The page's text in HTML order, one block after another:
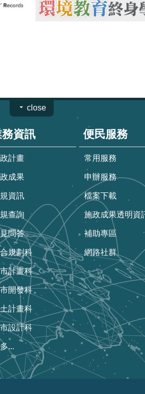
close
資訊
計畫
成果
資訊
查詢
問答
規劃科
計畫科
開發科
計畫科
設計科
...
便民服務
常用服務
申辦服務
檔案下載
施政成果透明資
補助專區
網路社群